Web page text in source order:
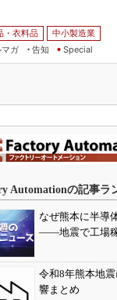
・衣料品
中小製造業
マガ
告知 Special
Automationの記事ラ
なぜ熊本に半導
――地震で工場
令和8年熊本地
響まとめ